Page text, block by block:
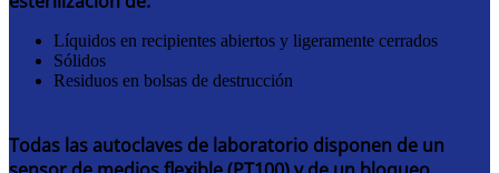
Líquidos en recipientes abiertos y ligeramente cerrados
Sólidos
Residuos en bolsas de destrucción
Todas las autoclaves de laboratorio disponen de un